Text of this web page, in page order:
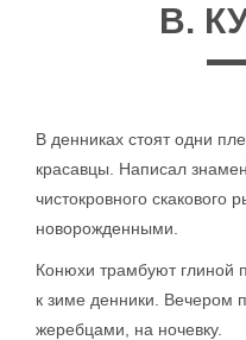
В.
В денниках стоят одни
красавцы. Написал
чистокровного скакового
новорожденными.
Конюхи трамбуют глиной
к зиме денники. Вечером
жеребцами, на ночевку.